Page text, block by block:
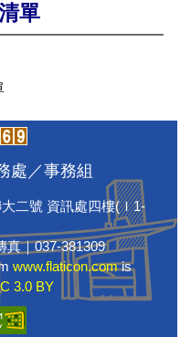
單
處／事務組
二號 資訊處四樓(Ｉ1-
｜037-381309
www.flaticon.comis
3.0 BY